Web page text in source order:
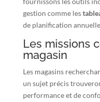
gestion comme les
de planification
Les missions
magasin
Les magasins
un sujet précis
performance et de